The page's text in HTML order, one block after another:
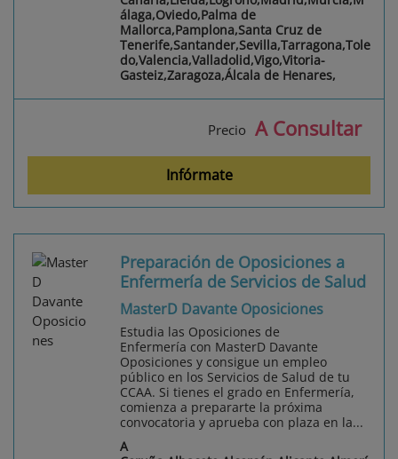
álaga,Oviedo,Palma de
Mallorca,Pamplona,Santa Cruz de
Tenerife,Santander,Sevilla,Tarragona,Tole
do,Valencia,Valladolid,Vigo,Vitoria-
Gasteiz,Zaragoza,Álcala de Henares,
Precio A Consultar
Infórmate
Preparación de Oposiciones a
Enfermería de Servicios de Salud
MasterD Davante Oposiciones
Estudia las Oposiciones de
Enfermería con MasterD Davante
Oposiciones y consigue un empleo
público en los Servicios de Salud de tu
CCAA. Si tienes el grado en Enfermería,
comienza a prepararte la próxima
convocatoria y aprueba con plaza en la...
A